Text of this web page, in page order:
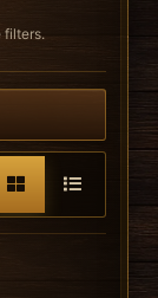
filters.